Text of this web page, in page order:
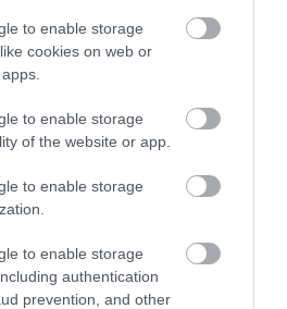
to enable storage
cookies on web or
to enable storage
of the website or app.
to enable storage
to enable storage
authentication
prevention, and other